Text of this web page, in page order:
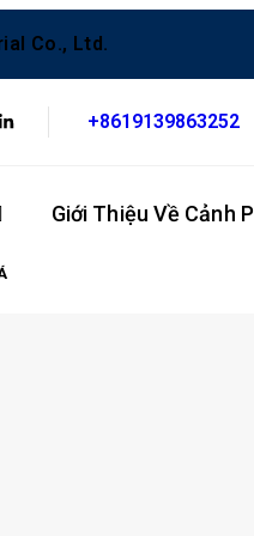
Co., Ltd.
+8619139863252
Giới Thiệu Về Cảnh